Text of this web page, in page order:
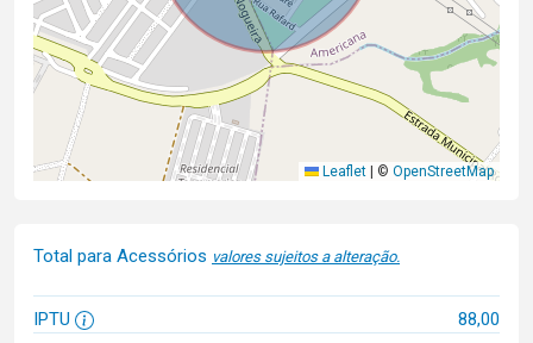
Leaflet | © OpenStreetMap
Total para Acessórios valores sujeitos a alteração.
IPTU
88,00